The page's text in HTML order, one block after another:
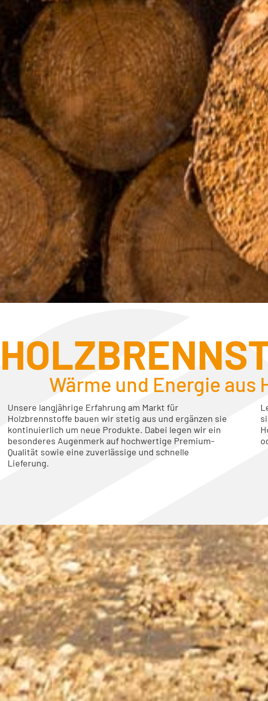
Wärme und Energie aus
Unsere langjährige Erfahrung am Markt für
Holzbrennstoffe bauen wir stetig aus und ergänzen sie
kontinuierlich um neue Produkte. Dabei legen wir ein
besonderes Augenmerk auf hochwertige Premium-
Qualität sowie eine zuverlässige und schnelle
Lieferung.